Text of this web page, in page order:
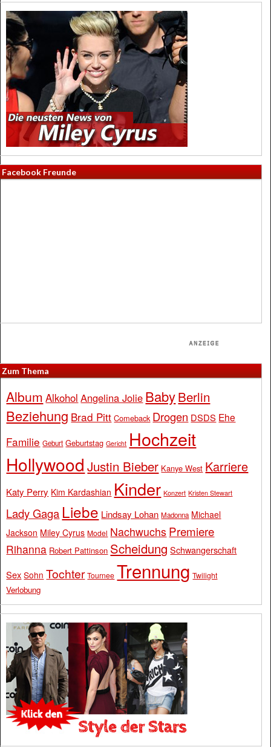
Facebook Freunde
Zum Thema
Album Alkohol Angelina Jolie BabyBerlin
Beziehung Brad Pitt Comeback Drogen DSDS Ehe
Familie Geburt Geburtstag Gericht Hochzeit
Hollywood Justin Bieber Kanye West Karriere
Katy Perry Kim Kardashian Kinder Konzert Kristen Stewart
Lady Gaga Liebe Lindsay Lohan Madonna Michael
Jackson Miley Cyrus Model Nachwuchs Premiere
Rihanna Robert Pattinson Scheidung Schwangerschaft
Sex Sohn Tochter Tournee Trennung Twilight
Verlobung